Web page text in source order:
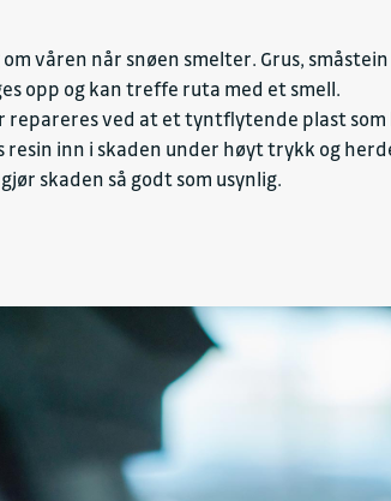
våren når snøen smelter. Grus,
opp og kan treffe ruta med et smell.
ved at et tyntflytende plast
resin inn i skaden under høyt trykk og
skaden så godt som usynlig.